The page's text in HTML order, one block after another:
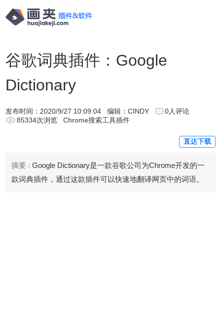
谷歌词典插件：Google
Dictionary
发布时间： 2020/9/27 10:09:04 编辑：CINDY
0人评论
85334次浏览
Chrome搜索工具插件
直达下载
摘要 : Google Dictionary是一款谷歌公司为Chrome开发的一
款词典插件，通过这款插件可以快速地翻译网页中的词语。